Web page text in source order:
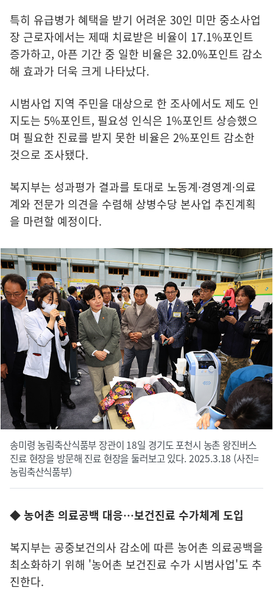
특히 유급병가 혜택을 받기 어려운 30인 미만 중소사업
장 근로자에서는 제때 치료받은 비율이 17.1%포인트
증가하고, 아픈 기간 중 일한 비율은 32.0%포인트 감소
해 효과가 더욱 크게 나타났다.
시범사업 지역 주민을 대상으로 한 조사에서도 제도 인
지도는 5%포인트, 필요성 인식은 1%포인트 상승했으
며 필요한 진료를 받지 못한 비율은 2%포인트 감소한
것으로 조사됐다.
복지부는 성과평가 결과를 토대로 노동계·경영계·의료
계와 전문가 의견을 수렴해 상병수당 본사업 추진계획
을 마련할 예정이다.
송미령 농림축산식품부 장관이 18일 경기도 포천시 농촌 왕진버스
진료 현장을 방문해 진료 현장을 둘러보고 있다. 2025.3.18 (사진=
농림축산식품부)
◆ 농어촌 의료공백 대응…보건진료 수가체계 도입
복지부는 공중보건의사 감소에 따른 농어촌 의료공백을
최소화하기 위해 '농어촌 보건진료 수가 시범사업'도 추
진한다.